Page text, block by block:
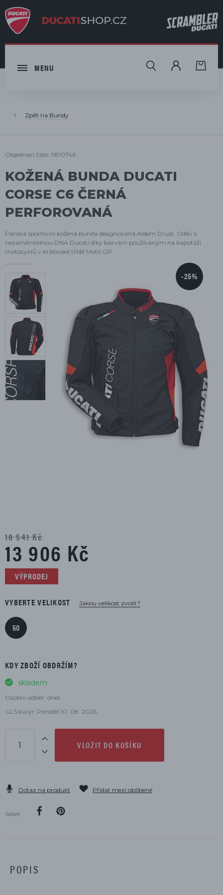
MENU HLEDAT
Bundy
Objednací číslo: 9810746
KOŽENÁ BUNDA DUCATI
CORSE C6 ČERNÁ
PERFOROVANÁ
Pánská sportovní kožená bunda designovaná Aldem Drudi. Oděv s
nezaměnitelnou DNA Ducati díky barvám používaným na kapotáži
motocyklů v královské třídě Moto GP.
-25%
18 541 Kč
13 906 Kč
VÝPRODEJ
VYBERTE VELIKOST Jakou velikost zvolit?
50
KDY ZBOŽÍ OBDRŽÍM?
skladem
Osobní odběr: dnes
GLS kurýr: Pondělí 10. 08. 2026
VLOŽIT DO KOŠÍKU
Dotaz na produkt Přidat mezi oblíbené
Sdílet
POPIS